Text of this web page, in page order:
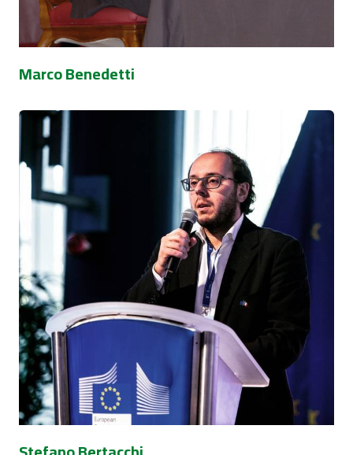
Marco Benedetti